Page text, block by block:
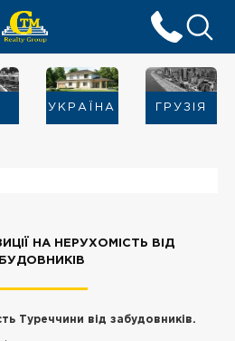
УКРАЇНА ГРУЗІЯ
НА НЕРУХОМІСТЬ ВІД
Туреччини від забудовників.